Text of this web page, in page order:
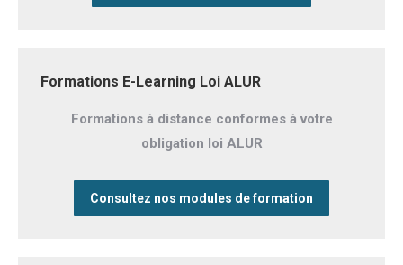
Formations E-Learning Loi ALUR
Formations à distance conformes à votre
obligation loi ALUR
Consultez nos modules de formation